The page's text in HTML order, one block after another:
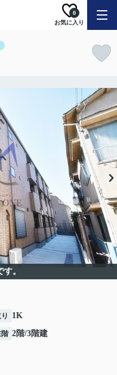
お気に入り
0
す。
1K
階 2階/3階建